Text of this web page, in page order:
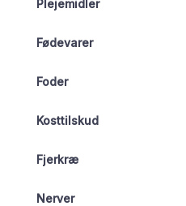
Plejemidler
Fødevarer
Foder
Kosttilskud
Fjerkræ
Nerver